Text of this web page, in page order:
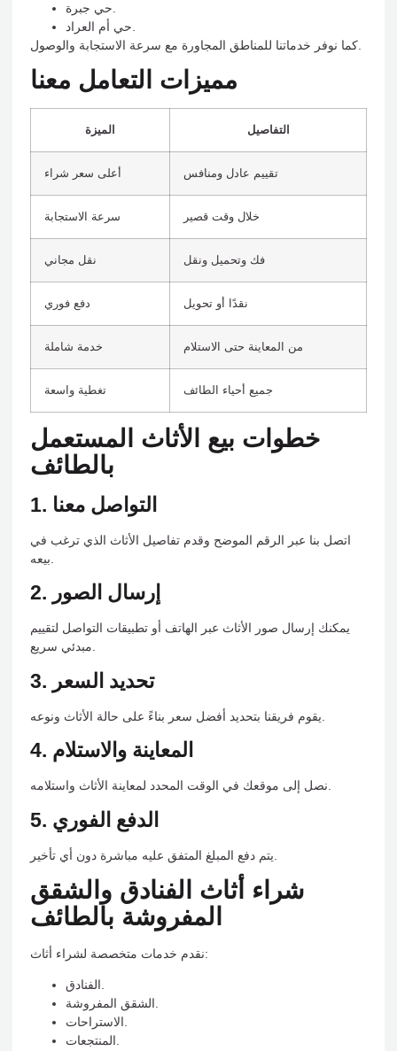
مميزات التعامل معنا
الميزة التفاصيل
أعلى سعر شراء تقييم عادل ومنافس
سرعة الاستجابة خلال وقت قصير
نقل مجاني فك وتحميل ونقل
دفع فوري نقدًا أو تحويل
خدمة شاملة من المعاينة حتى الاستلام
تغطية واسعة جميع أحياء الطائف
خطوات بيع الأثاث المستعمل
بالطائف
1. التواصل معنا
اتصل بنا عبر الرقم الموضح وقدم تفاصيل الأثاث الذي ترغب في
2. إرسال الصور
يمكنك إرسال صور الأثاث عبر الهاتف أو تطبيقات التواصل لتقييم
مبدئي سريع.
3. تحديد السعر
4. المعاينة والاستلام
نصل إلى موقعك في الوقت المحدد لمعاينة الأثاث واستلامه.
5. الدفع الفوري
شراء أثاث الفنادق والشقق
المفروشة بالطائف
نقدم خدمات متخصصة لشراء أثاث:
الفنادق.
الشقق المفروشة.
الاستراحات.
المنتجعات.